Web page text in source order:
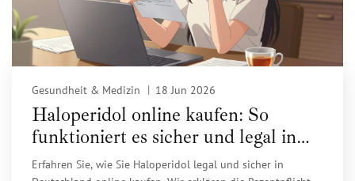
Gesundheit & Medizin 18 Jun 2026
Haloperidol online kaufen: So
funktioniert es sicher und legal in
Deutschland
Erfahren Sie, wie Sie Haloperidol legal und sicher in